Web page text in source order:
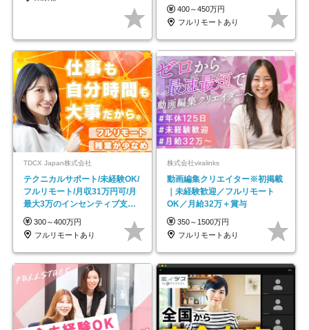
し*育児中社員8割以上
400～450万円
フルリモートあり
TDCX Japan株式会社
テクニカルサポート/未経験OK/
フルリモート/月収31万円可/月
最大3万のインセンティブ支給/
平均年齢33歳
300～400万円
フルリモートあり
株式会社viralinks
動画編集クリエイター※初掲載
｜未経験歓迎／フルリモート
OK／月給32万＋賞与
350～1500万円
フルリモートあり